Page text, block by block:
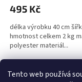
Tento web používá
495 Kč
délka výrobku 40 cm
hmotnost celkem 2 kg
polyester materiál...